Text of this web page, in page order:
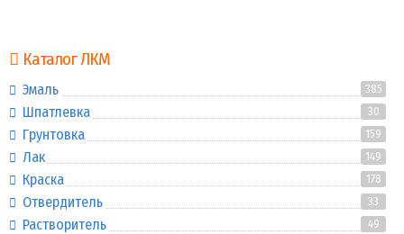
Каталог ЛКМ
Эмаль 385
Шпатлевка 30
Грунтовка 159
Лак 149
Краска 178
Отвердитель 33
Растворитель 49